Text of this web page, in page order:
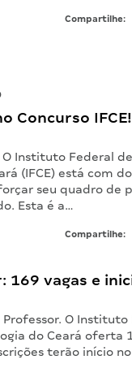
Compartilhe:
Concurso
O Instituto Federal
(IFCE) está com
seu quadro de
Esta é a…
Compartilhe:
169 vagas e
O Instituto
do Ceará oferta
terão início